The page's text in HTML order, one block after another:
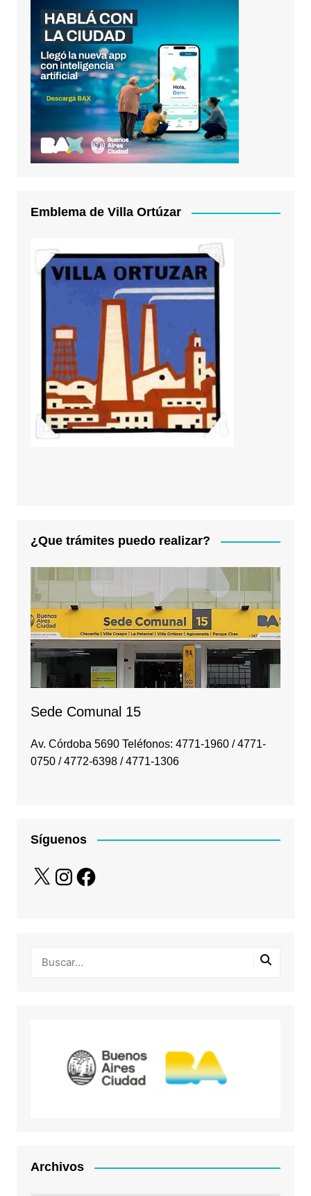
Emblema de Villa Ortúzar
¿Que trámites puedo realizar?
Sede Comunal 15
Av. Córdoba 5690 Teléfonos: 4771-1960 / 4771-
0750 / 4772-6398 / 4771-1306
Síguenos
X InstagramFacebook
Archivos